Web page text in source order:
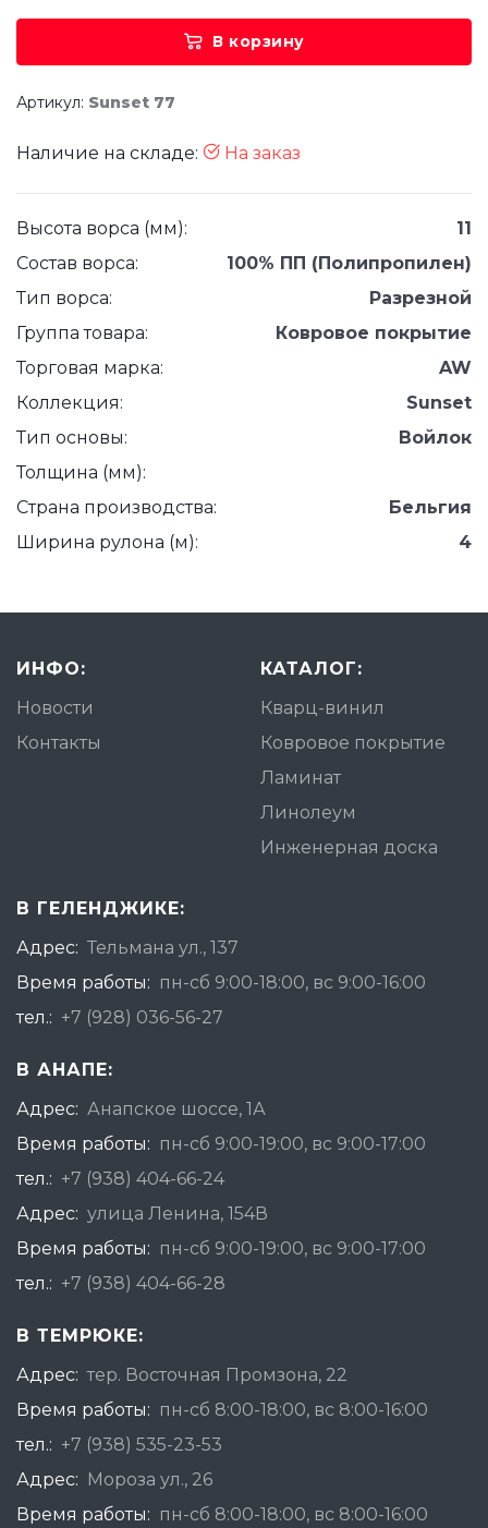
В корзину
Артикул: Sunset 77
Наличие на складе: На заказ
Высота ворса (мм):
11
Состав ворса:
100% ПП (Полипропилен)
Тип ворса:
Разрезной
Группа товара:
Ковровое покрытие
Торговая марка:
AW
Коллекция:
Sunset
Тип основы:
Войлок
Толщина (мм):
Страна производства:
Бельгия
Ширина рулона (м):
4
ИНФО:
Новости
Контакты
КАТАЛОГ:
Кварц-винил
Ковровое покрытие
Ламинат
Линолеум
Инженерная доска
В ГЕЛЕНДЖИКЕ:
Адрес: Тельмана ул., 137
Время работы: пн-сб 9:00-18:00, вс 9:00-16:00
тел.: +7 (928) 036-56-27
В АНАПЕ:
Адрес: Анапское шоссе, 1А
Время работы: пн-сб 9:00-19:00, вс 9:00-17:00
тел.: +7 (938) 404-66-24
Адрес: улица Ленина, 154В
Время работы: пн-сб 9:00-19:00, вс 9:00-17:00
тел.: +7 (938) 404-66-28
В ТЕМРЮКЕ:
Адрес: тер. Восточная Промзона, 22
Время работы: пн-сб 8:00-18:00, вс 8:00-16:00
тел.: +7 (938) 535-23-53
Адрес: Мороза ул., 26
Время работы: пн-сб 8:00-18:00, вс 8:00-16:00